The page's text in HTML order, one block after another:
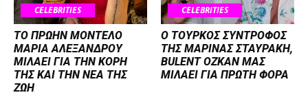
CELEBRITIES
ΤΟ ΠΡΩΗΝ ΜΟΝΤΕΛΟ
ΜΑΡΙΑ ΑΛΕΞΑΝΔΡΟΥ
ΜΙΛΑΕΙ ΓΙΑ ΤΗΝ ΚΟΡΗ
ΤΗΣ ΚΑΙ ΤΗΝ ΝΕΑ ΤΗΣ
ΖΩΗ
CELEBRITIES
Ο ΤΟΥΡΚΟΣ ΣΥΝΤΡΟΦΟΣ
ΤΗΣ ΜΑΡΙΝΑΣ ΣΤΑΥΡΑΚΗ,
BULENT OZKAN ΜΑΣ
ΜΙΛΑΕΙ ΓΙΑ ΠΡΩΤΗ ΦΟΡΑ